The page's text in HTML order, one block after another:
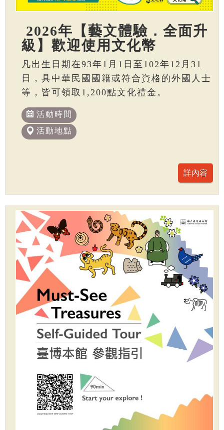
2026年【藝文體驗．全面升
級】歡迎使用文化幣
凡出生日期在93年1月1日至102年12月31
日，具中華民國國籍或符合資格的外國人士
等，皆可領取1,200點文化禮金。
活動時間
活動地點